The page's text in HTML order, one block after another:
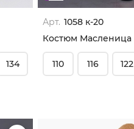
134
Арт. 1058 к-20
Костюм Масленица
110 116 122